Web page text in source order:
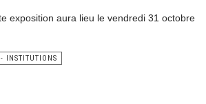
exposition aura lieu le vendredi 31 octobre
INSTITUTIONS